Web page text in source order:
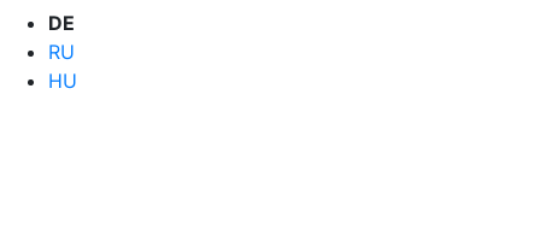
DE
RU
HU